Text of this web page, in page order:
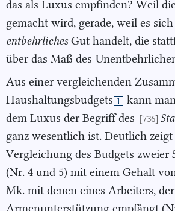
das als Luxus empfinden? Weil
gemacht wird, gerade, weil es
entbehrlichesGut handelt, die
über das Maß des
Aus einer vergleichenden
Haushaltungsbudgets 1
kann
dem Luxus der Begriff des
[736]
ganz wesentlich ist. Deutlich zeigt
Vergleichung des Budgets zweier
(Nr. 4 und 5) mit einem Gehalt
Mk. mit denen eines Arbeiters, der